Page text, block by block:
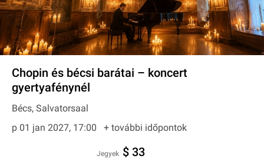
Chopin és bécsi barátai – koncert
gyertyafénynél
Bécs, Salvatorsaal
p 01 jan 2027, 17:00
+ további időpontok
Jegyek $ 33